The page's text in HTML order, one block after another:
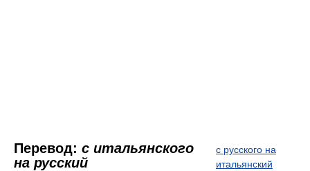
Перевод: с итальянского
на русский
с русского на
итальянский